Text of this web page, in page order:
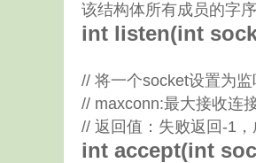
该结构体所有成员的字
int listen(int
// 将一个socket设置为
// maxconn:最大接收连
// 返回值：失败返回-1
int accept(int